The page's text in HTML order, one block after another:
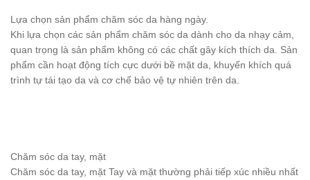
Lựa chọn sản phẩm chăm sóc da hàng ngày.
Khi lựa chọn các sản phẩm chăm sóc da dành cho da nhạy cảm,
quan trọng là sản phẩm không có các chất gây kích thích da. Sản
phẩm cần hoạt động tích cực dưới bề mặt da, khuyến khích quá
trình tự tái tạo da và cơ chế bảo vệ tự nhiên trên da.
Chăm sóc da tay, mặt
Chăm sóc da tay, mặt Tay và mặt thường phải tiếp xúc nhiều nhất